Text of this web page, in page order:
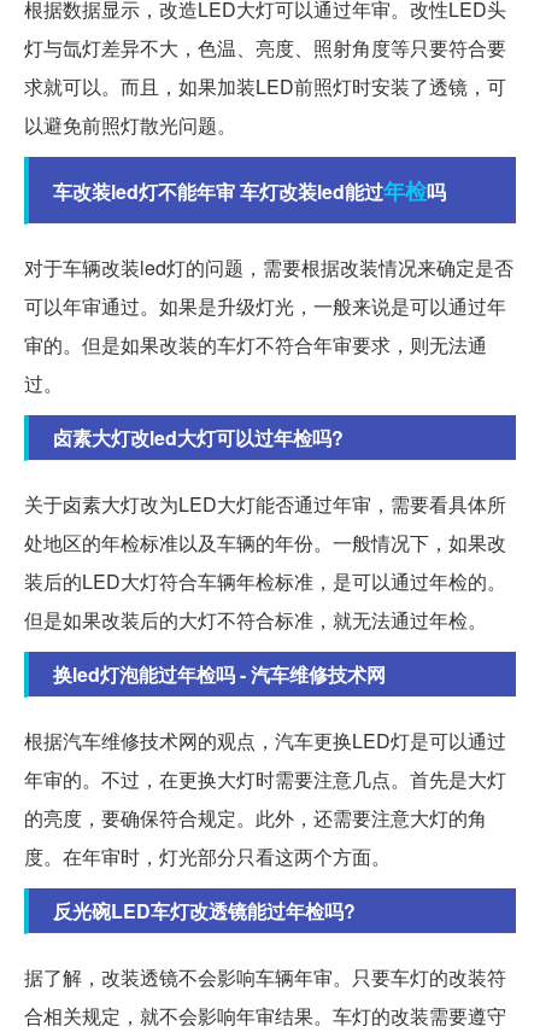
根据数据显示，改造LED大灯可以通过年审。改性LED头
灯与氙灯差异不大，色温、亮度、照射角度等只要符合要
求就可以。而且，如果加装LED前照灯时安装了透镜，可
以避免前照灯散光问题。
车改装led灯不能年审 车灯改装led能过年检吗
对于车辆改装led灯的问题，需要根据改装情况来确定是否
可以年审通过。如果是升级灯光，一般来说是可以通过年
审的。但是如果改装的车灯不符合年审要求，则无法通
过。
卤素大灯改led大灯可以过年检吗?
关于卤素大灯改为LED大灯能否通过年审，需要看具体所
处地区的年检标准以及车辆的年份。一般情况下，如果改
装后的LED大灯符合车辆年检标准，是可以通过年检的。
但是如果改装后的大灯不符合标准，就无法通过年检。
换led灯泡能过年检吗 - 汽车维修技术网
根据汽车维修技术网的观点，汽车更换LED灯是可以通过
年审的。不过，在更换大灯时需要注意几点。首先是大灯
的亮度，要确保符合规定。此外，还需要注意大灯的角
度。在年审时，灯光部分只看这两个方面。
反光碗LED车灯改透镜能过年检吗?
据了解，改装透镜不会影响车辆年审。只要车灯的改装符
合相关规定，就不会影响年审结果。车灯的改装需要遵守